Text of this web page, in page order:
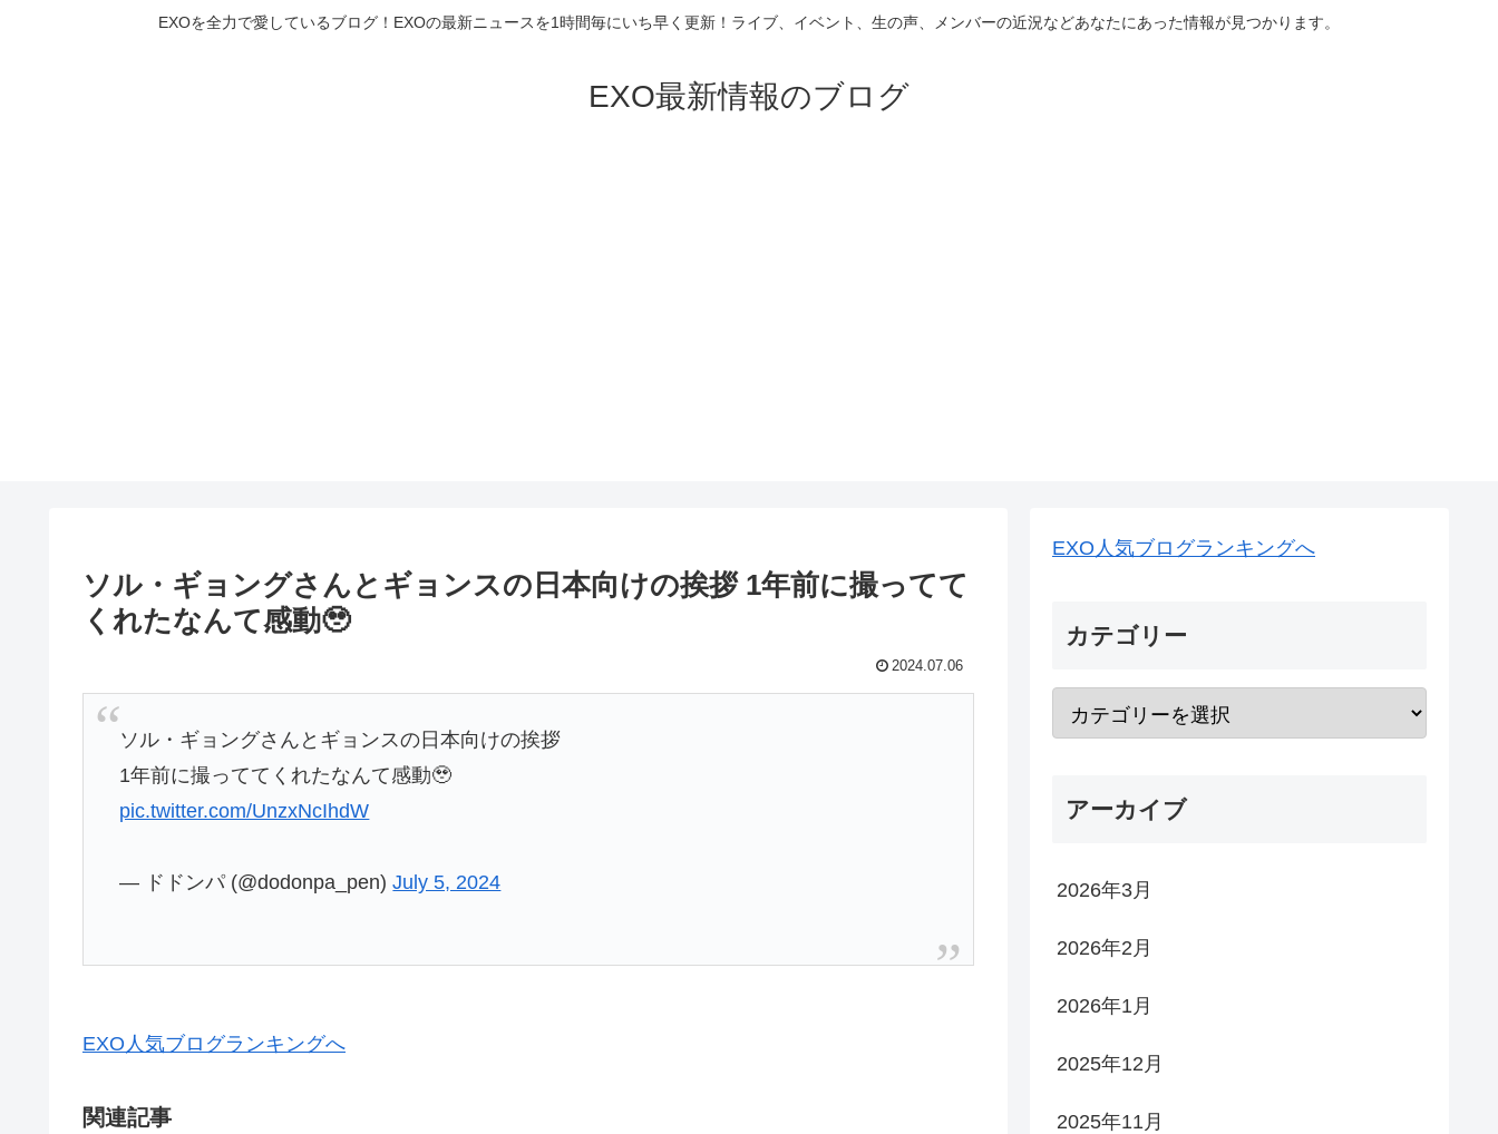
EXOを全力で愛しているブログ！EXOの最新ニュースを1時間毎にいち早く更新！ライブ、イベント、生の声、メンバーの近況などあなたにあった情報が見つかります。
EXO最新情報のブログ
ソル・ギョングさんとギョンスの日本向けの挨拶 1年前に撮ってて
くれたなんて感動🥹
2024.07.06
ソル・ギョングさんとギョンスの日本向けの挨拶
1年前に撮っててくれたなんて感動🥹
pic.twitter.com/UnzxNcIhdW
— ドドンパ (@dodonpa_pen)July 5, 2024
EXO人気ブログランキングへ
関連記事
EXO人気ブログランキングへ
カテゴリー
アーカイブ
2026年3月
2026年2月
2026年1月
2025年12月
2025年11月